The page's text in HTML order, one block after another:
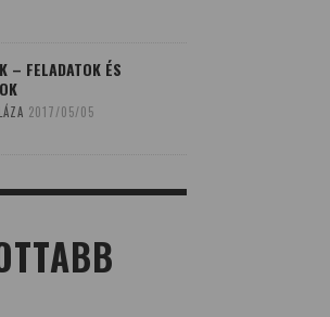
– FELADATOK ÉS
2017/05/05